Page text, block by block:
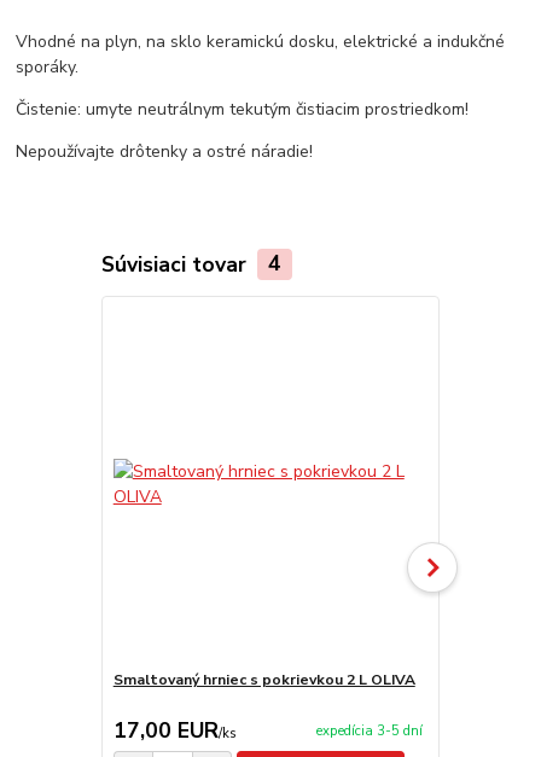
Vhodné na plyn, na sklo keramickú dosku, elektrické a indukčné
sporáky.
Čistenie: umyte neutrálnym tekutým čistiacim prostriedkom!
Nepoužívajte drôtenky a ostré náradie!
Súvisiaci tovar 4
Smaltovaný hrniec s pokrievkou 2 L OLIVA
17,00 EUR/ks expedícia 3-5 dní